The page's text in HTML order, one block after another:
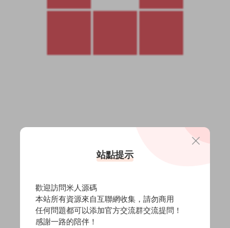
站點提示
歡迎訪問米人源碼
本站所有資源來自互聯網收集，請勿商用
任何問題都可以添加官方交流群交流提問！
感謝一路的陪伴！